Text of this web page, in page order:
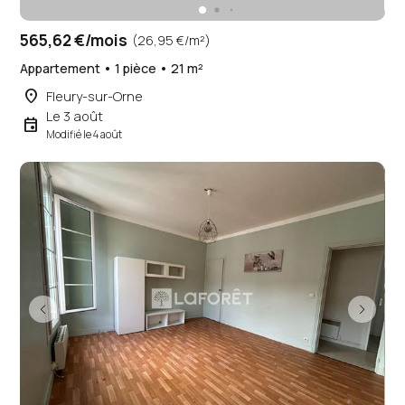
565,62 €/mois (26,95 €/m²)
Appartement • 1 pièce • 21 m²
place Fleury-sur-Orne
event Le 3 août
Modifié le 4 août